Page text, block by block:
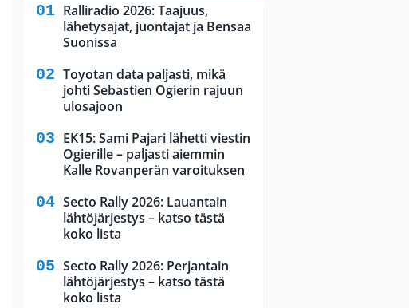
Ralliradio 2026: Taajuus,
lähetysajat, juontajat ja Bensaa
Suonissa
Toyotan data paljasti, mikä
johti Sebastien Ogierin rajuun
ulosajoon
EK15: Sami Pajari lähetti viestin
Ogierille – paljasti aiemmin
Kalle Rovanperän varoituksen
Secto Rally 2026: Lauantain
lähtöjärjestys – katso tästä
koko lista
Secto Rally 2026: Perjantain
lähtöjärjestys – katso tästä
koko lista